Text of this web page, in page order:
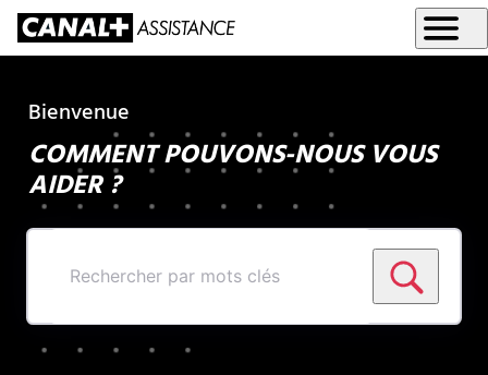
Bienvenue
COMMENT POUVONS-NOUS VOUS
AIDER ?
Rechercher
par
mots